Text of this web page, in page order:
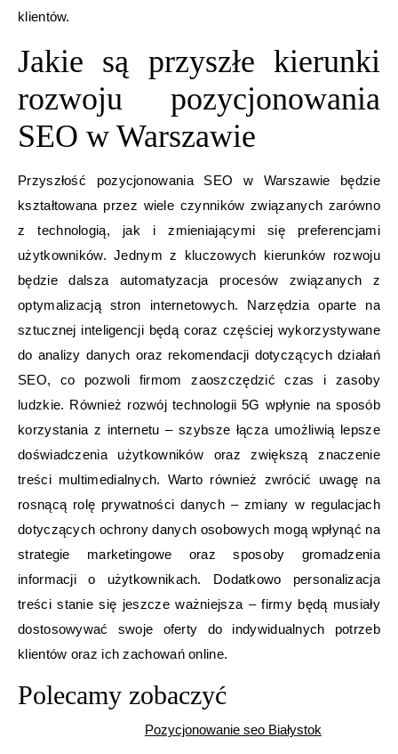
klientów.
Jakie są przyszłe kierunki
rozwoju pozycjonowania
SEO w Warszawie
Przyszłość pozycjonowania SEO w Warszawie będzie
kształtowana przez wiele czynników związanych zarówno
z technologią, jak i zmieniającymi się preferencjami
użytkowników. Jednym z kluczowych kierunków rozwoju
będzie dalsza automatyzacja procesów związanych z
optymalizacją stron internetowych. Narzędzia oparte na
sztucznej inteligencji będą coraz częściej wykorzystywane
do analizy danych oraz rekomendacji dotyczących działań
SEO, co pozwoli firmom zaoszczędzić czas i zasoby
ludzkie. Również rozwój technologii 5G wpłynie na sposób
korzystania z internetu – szybsze łącza umożliwią lepsze
doświadczenia użytkowników oraz zwiększą znaczenie
treści multimedialnych. Warto również zwrócić uwagę na
rosnącą rolę prywatności danych – zmiany w regulacjach
dotyczących ochrony danych osobowych mogą wpłynąć na
strategie marketingowe oraz sposoby gromadzenia
informacji o użytkownikach. Dodatkowo personalizacja
treści stanie się jeszcze ważniejsza – firmy będą musiały
dostosowywać swoje oferty do indywidualnych potrzeb
klientów oraz ich zachowań online.
Polecamy zobaczyć
Pozycjonowanie seo Białystok